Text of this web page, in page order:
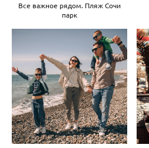
Все важное рядом. Пляж Сочи
парк